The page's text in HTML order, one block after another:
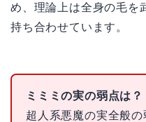
め、理論上は全身の毛を
持ち合わせています。
ミミミの実の弱点は？
超人系悪魔の実全般